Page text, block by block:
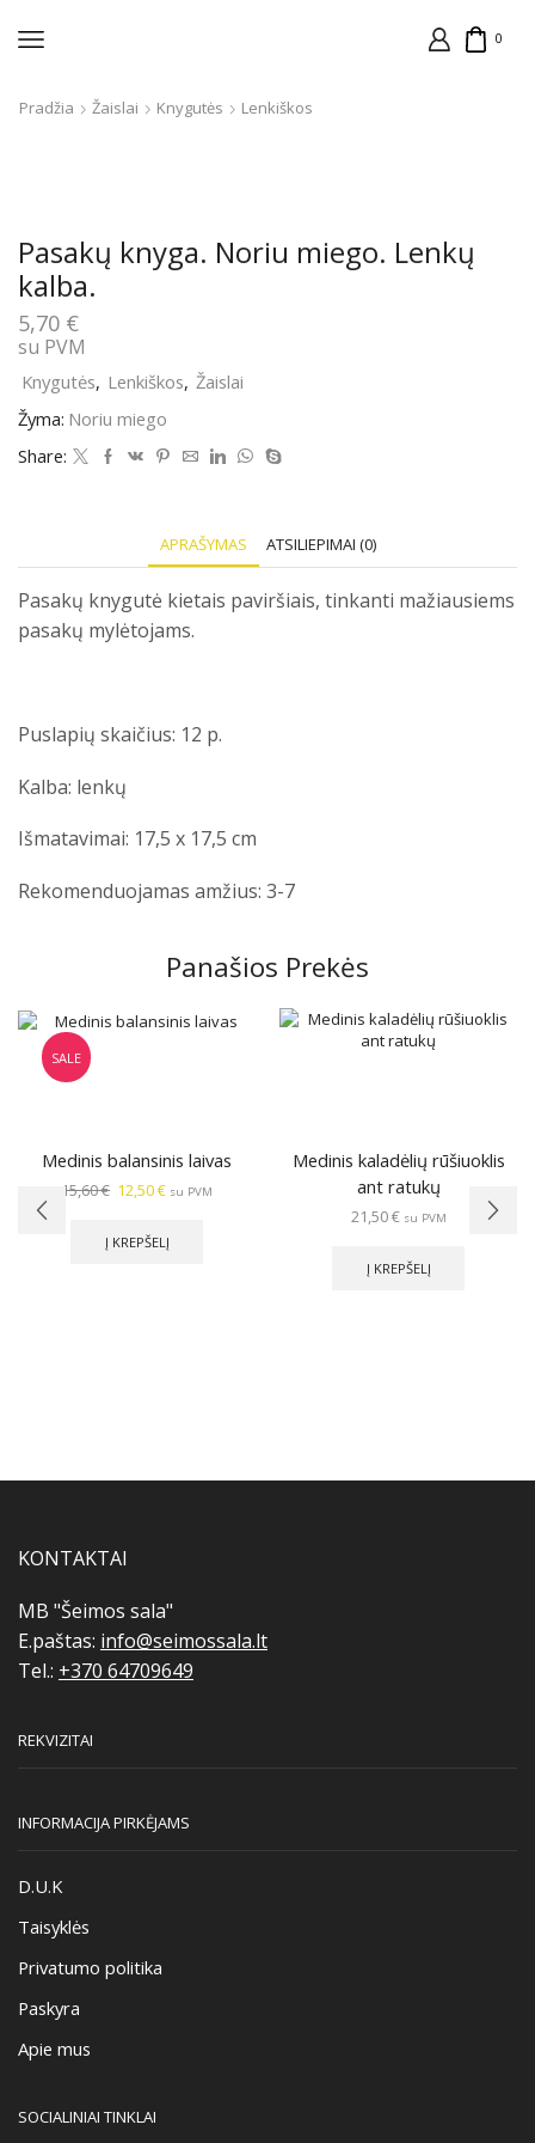
0
Pradžia Žaislai Knygutės Lenkiškos
Pasakų knyga. Noriu miego. Lenkų
kalba.
5,70 €
su PVM
Knygutės, Lenkiškos, Žaislai
Žyma: Noriu miego
Share:
APRAŠYMAS ATSILIEPIMAI (0)
Pasakų knygutė kietais paviršiais, tinkanti mažiausiems
pasakų mylėtojams.
Puslapių skaičius: 12 p.
Kalba: lenkų
Išmatavimai: 17,5 x 17,5 cm
Rekomenduojamas amžius: 3-7
Panašios Prekės
SALE
Medinis balansinis laivas
15,60€ Original
was:
12,50€Current
is:
12,50 €.
su PVM
Į KREPŠELĮ
Medinis kaladėlių rūšiuoklis
ant ratukų
21,50€ su PVM
Į KREPŠELĮ
KONTAKTAI
MB "Šeimos sala"
E.paštas: info@seimossala.lt
Tel.: +370 64709649
REKVIZITAI
INFORMACIJA PIRKĖJAMS
D.U.K
Taisyklės
Privatumo politika
Paskyra
Apie mus
SOCIALINIAI TINKLAI